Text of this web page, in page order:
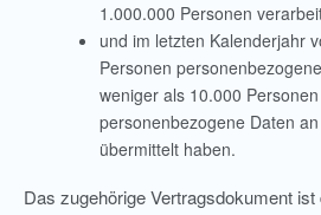
1.000.000 Personen
und im letzten Kalenderjahr
Personen
weniger als 10.000
personenbezogene Daten
übermittelt haben.
Das zugehörige Vertragsdokument